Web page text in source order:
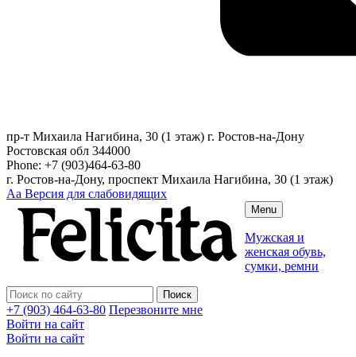
пр-т Михаила Нагибина, 30 (1 этаж) г. Ростов-на-Дону
Ростовская обл 344000
Phone: +7 (903)464-63-80
г. Ростов-на-Дону, проспект Михаила Нагибина, 30 (1 этаж)
Аа Версия для слабовидящих
Menu
Мужская и
женская обувь,
сумки, ремни
+7 (903) 464-63-80 Перезвоните мне
Войти на сайт
Войти на сайт